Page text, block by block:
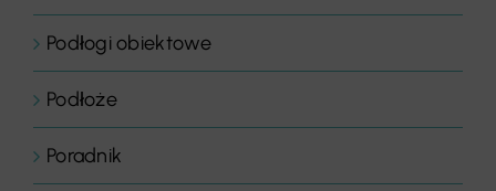
Podłogi obiektowe
Podłoże
Poradnik